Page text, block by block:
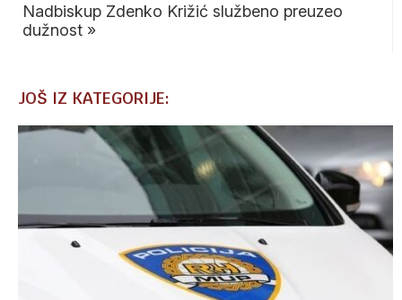
Nadbiskup Zdenko Križić službeno preuzeo
dužnost »
JOŠ IZ KATEGORIJE: